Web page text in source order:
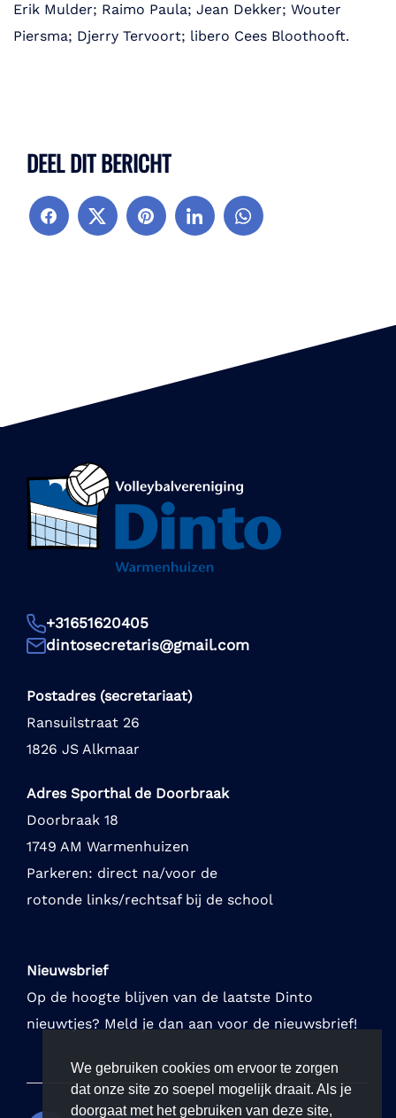
Erik Mulder; Raimo Paula; Jean Dekker; Wouter
Piersma; Djerry Tervoort; libero Cees Bloothooft.
DEEL DIT BERICHT
+31651620405
dintosecretaris@gmail.com
Postadres (secretariaat)
Ransuilstraat 26
1826 JS Alkmaar
Adres Sporthal de Doorbraak
Doorbraak 18
1749 AM Warmenhuizen
Parkeren: direct na/voor de
rotonde links/rechtsaf bij de school
Nieuwsbrief
Op de hoogte blijven van de laatste Dinto
nieuwtjes? Meld je dan aan voor de nieuwsbrief!
We gebruiken cookies om ervoor te zorgen
dat onze site zo soepel mogelijk draait. Als je
doorgaat met het gebruiken van deze site,